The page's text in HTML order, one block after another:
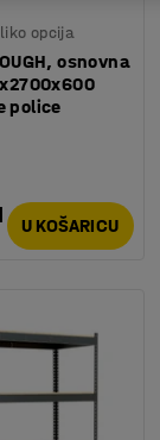
opcija
osnovna
police
U KOŠARICU